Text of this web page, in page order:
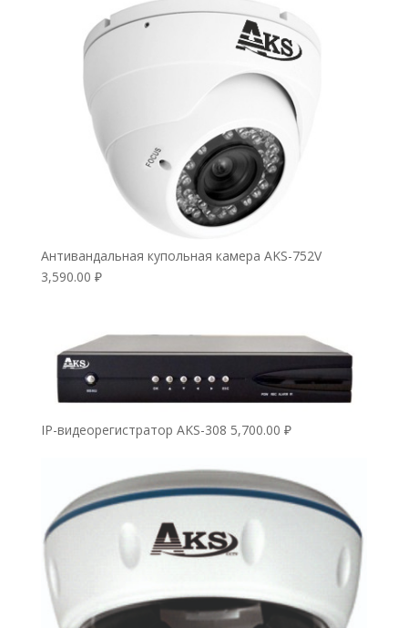
Антивандальная купольная камера AKS-752V
3,590.00 ₽
IP-видеорегистратор AKS-308 5,700.00 ₽